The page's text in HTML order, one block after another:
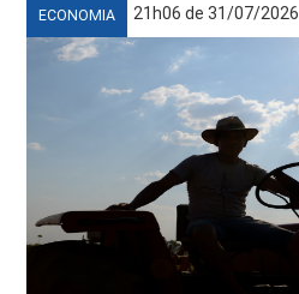
ECONOMIA 21h06 de 31/07/2026